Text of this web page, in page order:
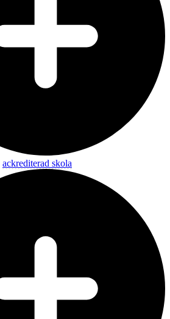
ackrediterad skola